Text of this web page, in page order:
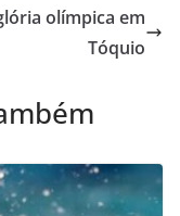
olímpica em
Tóquio